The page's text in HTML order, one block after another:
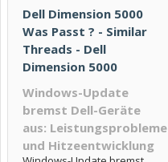
Dell Dimension 5000
Was Passt ? - Similar
Threads - Dell
Dimension 5000
Windows-Update
bremst Dell-Geräte
aus: Leistungsprobleme
und Hitzeentwicklung